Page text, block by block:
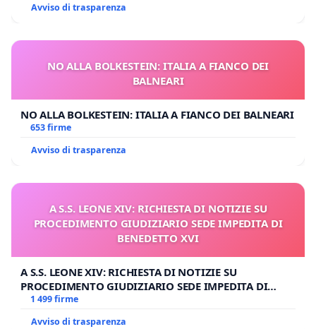
Avviso di trasparenza
NO ALLA BOLKESTEIN: ITALIA A FIANCO DEI
BALNEARI
NO ALLA BOLKESTEIN: ITALIA A FIANCO DEI BALNEARI
653 firme
Avviso di trasparenza
A S.S. LEONE XIV: RICHIESTA DI NOTIZIE SU
PROCEDIMENTO GIUDIZIARIO SEDE IMPEDITA DI
BENEDETTO XVI
A S.S. LEONE XIV: RICHIESTA DI NOTIZIE SU
PROCEDIMENTO GIUDIZIARIO SEDE IMPEDITA DI
BENEDETTO XVI
1 499 firme
Avviso di trasparenza